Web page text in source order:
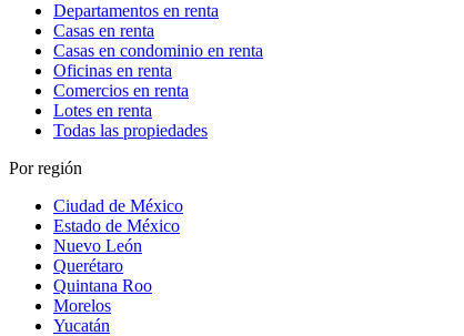
Departamentos en renta
Casas en renta
Casas en condominio en renta
Oficinas en renta
Comercios en renta
Lotes en renta
Todas las propiedades
Por región
Ciudad de México
Estado de México
Nuevo León
Querétaro
Quintana Roo
Morelos
Yucatán